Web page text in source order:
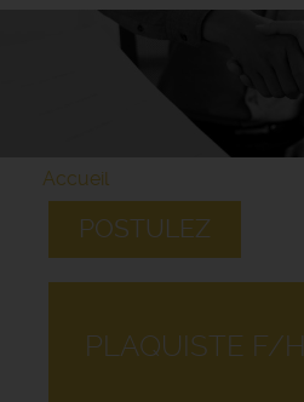
Accueil
POSTULEZ
PLAQUISTE F/H